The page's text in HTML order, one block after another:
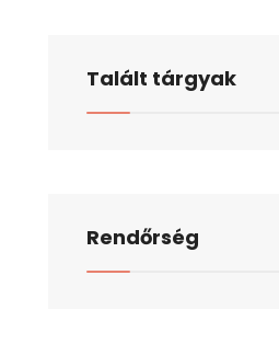
Talált tárgyak
Rendőrség